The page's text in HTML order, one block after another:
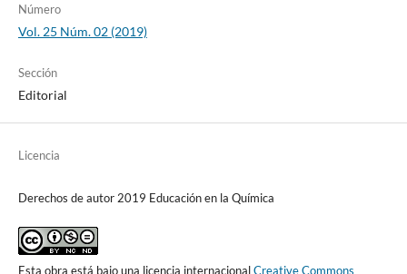
Número
Vol. 25 Núm. 02 (2019)
Sección
Editorial
Licencia
Derechos de autor 2019 Educación en la Química
Esta obra está bajo una licencia internacionalCreative Commons